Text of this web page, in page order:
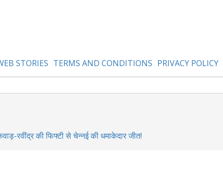
STORIES TERMS AND CONDITIONS PRIVACY POLICY
रवींद्र की फिफ्टी से चेन्नई की धमाकेदार जीत!